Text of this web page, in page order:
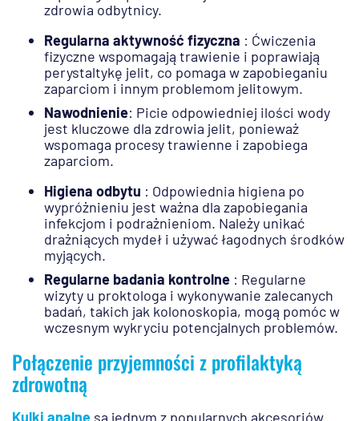
zdrowia odbytnicy.
Regularna aktywność fizyczna : Ćwiczenia
fizyczne wspomagają trawienie i poprawiają
perystaltykę jelit, co pomaga w zapobieganiu
zaparciom i innym problemom jelitowym.
Nawodnienie: Picie odpowiedniej ilości wody
jest kluczowe dla zdrowia jelit, ponieważ
wspomaga procesy trawienne i zapobiega
zaparciom.
Higiena odbytu : Odpowiednia higiena po
wypróżnieniu jest ważna dla zapobiegania
infekcjom i podrażnieniom. Należy unikać
drażniących mydeł i używać łagodnych środków
myjących.
Regularne badania kontrolne : Regularne
wizyty u proktologa i wykonywanie zalecanych
badań, takich jak kolonoskopia, mogą pomóc w
wczesnym wykryciu potencjalnych problemów.
Połączenie przyjemności z profilaktyką
zdrowotną
Kulki analne są jednym z popularnych akcesoriów